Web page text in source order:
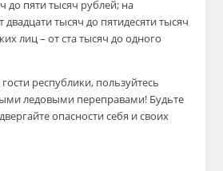
до пяти тысяч рублей; на
тысяч до пятидесяти тысяч
лиц – от ста тысяч до одного
республики, пользуйтесь
ледовыми переправами! Будьте
опасности себя и своих